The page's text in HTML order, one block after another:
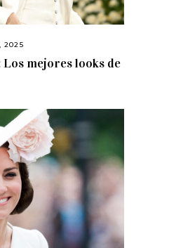
2025
Los mejores looks de